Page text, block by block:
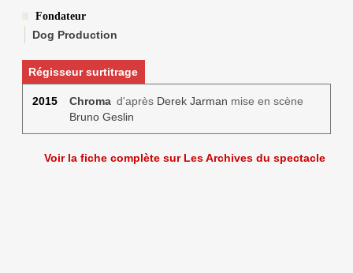
Fondateur
Dog Production
Régisseur surtitrage
2015 Chromad'après Derek Jarman mise en scène
Bruno Geslin
Voir la fiche complète sur Les Archives du spectacle